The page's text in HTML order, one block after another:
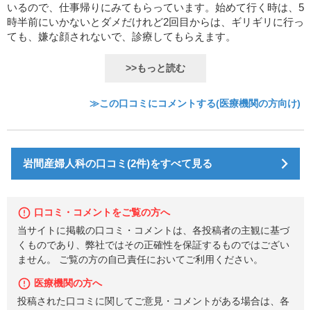
いるので、仕事帰りにみてもらっています。始めて行く時は、5
時半前にいかないとダメだけれど2回目からは、ギリギリに行っ
ても、嫌な顔されないで、診療してもらえます。
>>もっと読む
≫この口コミにコメントする(医療機関の方向け)
岩間産婦人科の口コミ(2件)をすべて見る
口コミ・コメントをご覧の方へ
当サイトに掲載の口コミ・コメントは、各投稿者の主観に基づ
くものであり、弊社ではその正確性を保証するものではござい
ません。 ご覧の方の自己責任においてご利用ください。
医療機関の方へ
投稿された口コミに関してご意見・コメントがある場合は、各